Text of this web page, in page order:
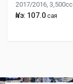
2017/2016, 3,500cc
Үнэ: 107.0 сая